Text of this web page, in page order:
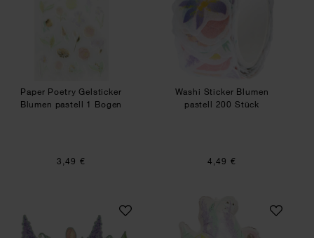
Paper Poetry Gelsticker
Blumen pastell 1 Bogen
3,49 €
Washi Sticker Blumen
pastell 200 Stück
4,49 €
Diamond Painting DIY-Set Frühlingswiese
Folienballon